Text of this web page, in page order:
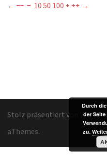
← −− − 10 50 100 + ++ →
Stolz präsentiert von
aThemes.
Durch
der
zu.